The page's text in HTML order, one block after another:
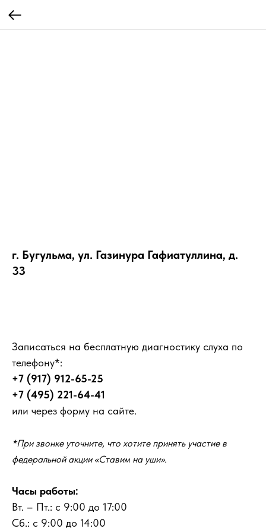
г. Бугульма, ул. Газинура Гафиатуллина, д.
33
Записаться на бесплатную диагностику слуха по
телефону*:
+7 (917) 912-65-25
+7 (495) 221-64-41
или через форму на сайте.
*При звонке уточните, что хотите принять участие в
федеральной акции «Ставим на уши».
Часы работы:
Вт. – Пт.: с 9:00 до 17:00
Сб.: с 9:00 до 14:00